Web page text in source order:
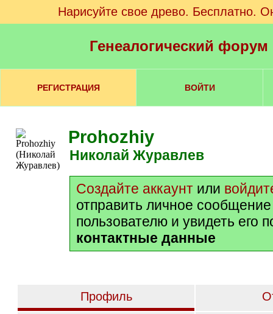
Нарисуйте свое древо. Бесплатно.
Генеалогический
РЕГИСТРАЦИЯ ВОЙТИ
Prohozhiy
Николай Журавлев
Создайте аккаунт или
отправить личное
пользователю и увидеть его
контактные данные
Профиль